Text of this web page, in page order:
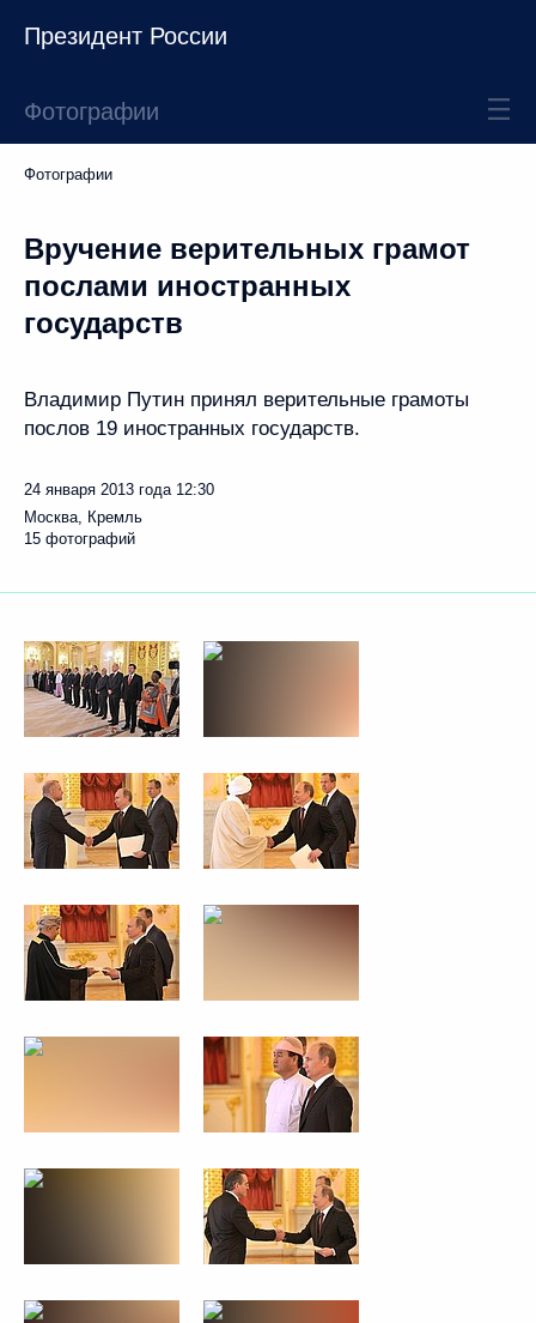
Президент России
Фотографии
Фотографии
Вручение верительных грамот
послами иностранных
государств
Владимир Путин принял верительные грамоты
послов 19 иностранных государств.
24 января 2013 года 12:30
Москва, Кремль
15 фотографий